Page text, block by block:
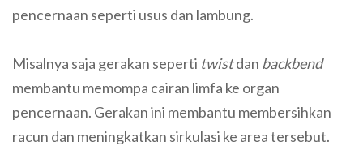
pencernaan seperti usus dan lambung.
Misalnya saja gerakan seperti twistdan backbend
membantu memompa cairan limfa ke organ
pencernaan. Gerakan ini membantu membersihkan
racun dan meningkatkan sirkulasi ke area tersebut.